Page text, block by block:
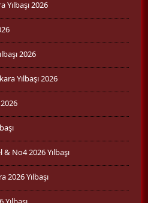
Yılbaşı 2026
2026
Yılbaşı 2026
No4 2026 Yılbaşı
2026 Yılbaşı